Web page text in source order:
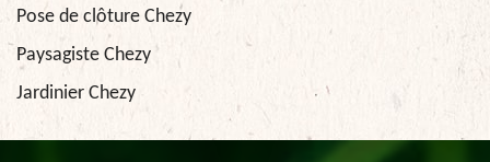
Pose de clôture Chezy
Paysagiste Chezy
Jardinier Chezy